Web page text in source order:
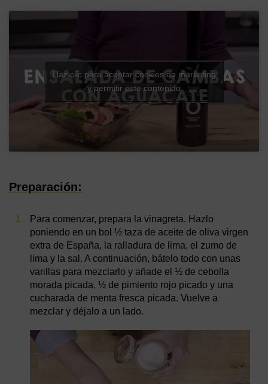
Haz clic para aceptar cookies de marketing
y permitir este contenido
Preparación:
Para comenzar, prepara la vinagreta. Hazlo
poniendo en un bol ½ taza de aceite de oliva virgen
extra de España, la ralladura de lima, el zumo de
lima y la sal. A continuación, bátelo todo con unas
varillas para mezclarlo y añade el ½ de cebolla
morada picada, ½ de pimiento rojo picado y una
cucharada de menta fresca picada. Vuelve a
mezclar y déjalo a un lado.